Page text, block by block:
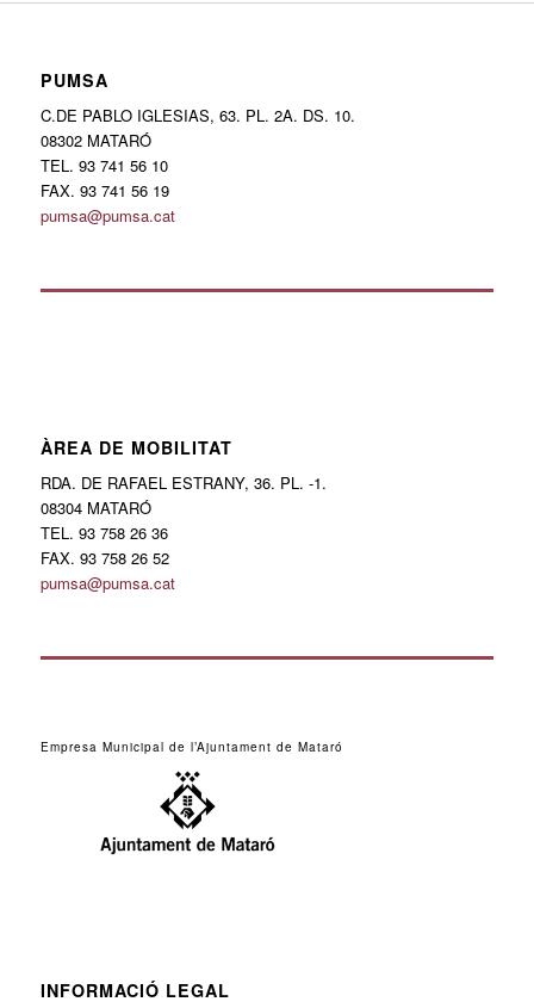
PUMSA
C.DE PABLO IGLESIAS, 63. PL. 2A. DS. 10.
08302 MATARÓ
TEL. 93 741 56 10
FAX. 93 741 56 19
pumsa@pumsa.cat
ÀREA DE MOBILITAT
RDA. DE RAFAEL ESTRANY, 36. PL. -1.
08304 MATARÓ
TEL. 93 758 26 36
FAX. 93 758 26 52
pumsa@pumsa.cat
Empresa Municipal de l’Ajuntament de Mataró
INFORMACIÓ LEGAL